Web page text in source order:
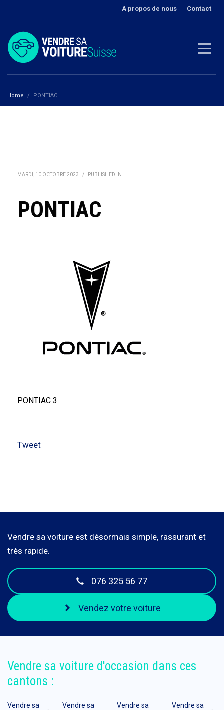
A propos de nous Contact
Home PONTIAC
MARDI, 10 OCTOBRE 2023 / PUBLISHED IN
PONTIAC
PONTIAC 3
Tweet
Vendre sa voiture est désormais simple, rassurant et
très rapide.
076 325 56 77
Vendez votre voiture
Vendre sa voiture d'occasion dans ces
cantons :
Vendre sa
Vendre sa
Vendre sa
Vendre sa